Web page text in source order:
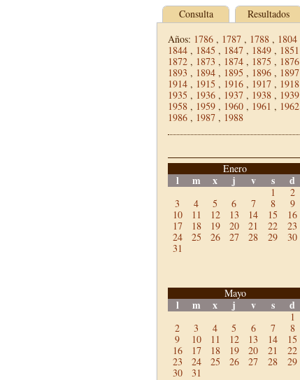
Consulta Resultados
Años: 1786 , 1787 , 1788 , 1804
1844 , 1845 , 1847 , 1849 , 1851
1872 , 1873 , 1874 , 1875 , 1876
1893 , 1894 , 1895 , 1896 , 1897
1914 , 1915 , 1916 , 1917 , 1918
1935 , 1936 , 1937 , 1938 , 1939
1958 , 1959 , 1960 , 1961 , 1962
1986 , 1987 , 1988
Enero
l m x j v s d
1
2
3
4 5 6 7 8
9
10
11 12 13 14 15
16
17
18 19 20 21 22
23
24
25 26 27 28 29
30
31
Mayo
l m x j v s d
1
2
3 4 5 6 7
8
9
10 11 12 13 14
15
16
17 18 19 20 21
22
23
24 25 26 27 28
29
30
31